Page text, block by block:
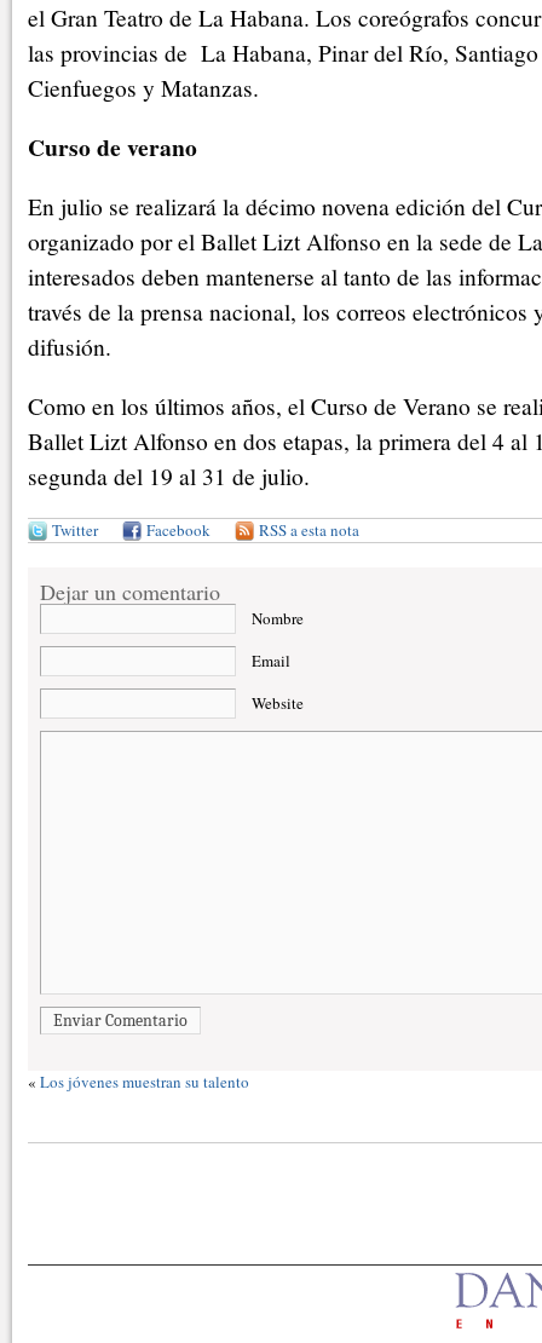
el Gran Teatro de La Habana. Los coreógrafos
las provincias de La Habana, Pinar del Río,
Cienfuegos y Matanzas.
Curso de verano
En julio se realizará la décimo novena edición del
organizado por el Ballet Lizt Alfonso en la sede de
interesados deben mantenerse al tanto de las
través de la prensa nacional, los correos electrónicos
difusión.
Como en los últimos años, el Curso de Verano se
Ballet Lizt Alfonso en dos etapas, la primera del 4 al
segunda del 19 al 31 de julio.
Twitter Facebook RSS a esta nota
Dejar un comentario
Nombre
Email
Website
Enviar Comentario
« Los jóvenes muestran su talento